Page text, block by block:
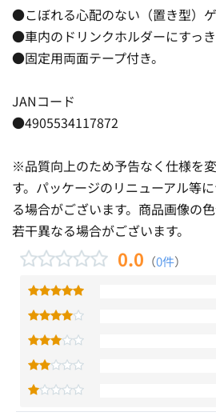
●こぼれる心配のない（置き型）ゲ
●車内のドリンクホルダーにすっき
●固定用両面テープ付き。
JANコード
●4905534117872
※品質向上のため予告なく仕様を
す。パッケージのリニューアル等
る場合がございます。商品画像の
若干異なる場合がございます。
0.0 （0件）